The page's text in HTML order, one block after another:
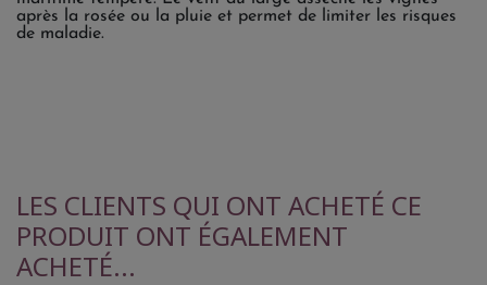
après la rosée ou la pluie et permet de limiter les risques
de maladie.
LES CLIENTS QUI ONT ACHETÉ CE
PRODUIT ONT ÉGALEMENT
ACHETÉ...